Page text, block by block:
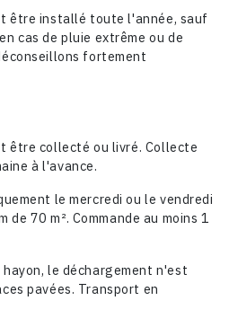
être installé toute l'année, sauf
cas de pluie extrême ou de
fortement
être collecté ou livré. Collecte
à l'avance.
le mercredi ou le vendredi
de 70 m². Commande au moins 1
le déchargement n'est
pavées. Transport en